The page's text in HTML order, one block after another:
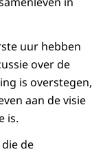
uur hebben
over de
is overstegen,
aan de visie
is.
de